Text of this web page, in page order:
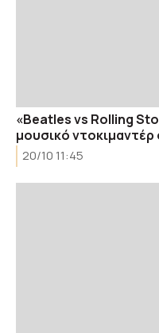
«Beatles vs Rolling
μουσικό
20/10 11:45